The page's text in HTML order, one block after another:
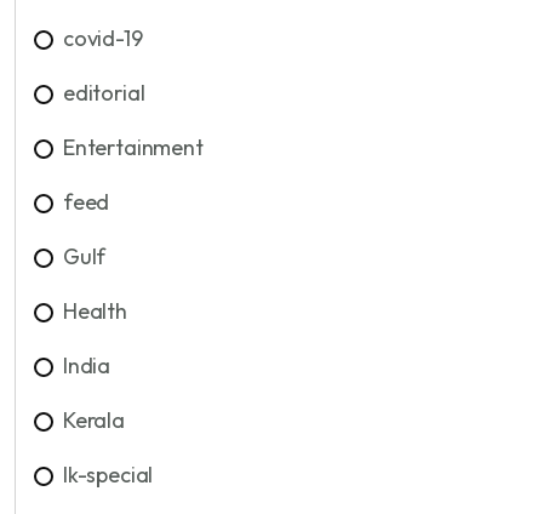
covid-19
editorial
Entertainment
feed
Gulf
Health
India
Kerala
lk-special